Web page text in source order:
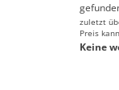
zuletzt
Preis
Keine